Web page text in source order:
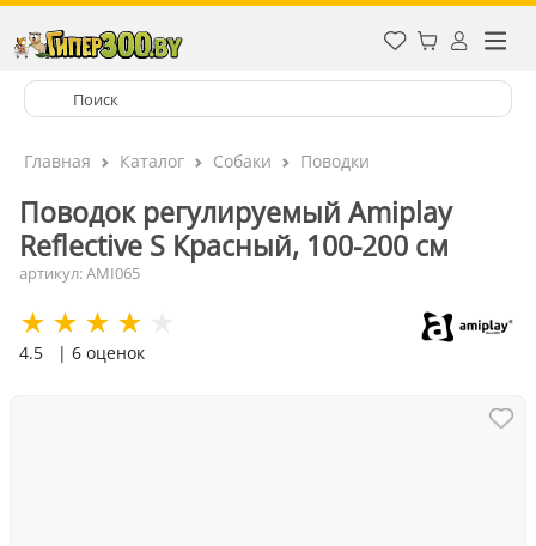
Главная Каталог Собаки Поводки
Поводок регулируемый Аmiplay
Reflective S Красный, 100-200 см
артикул: AMI065
4.5 | 6 оценок